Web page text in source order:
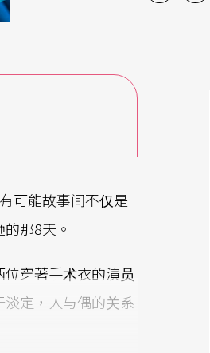
可能故事间不仅是
那8天。
穿著手术衣的演员
定，人与偶的关系